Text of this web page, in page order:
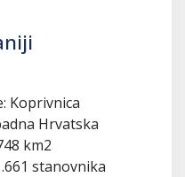
Koprivnica
Hrvatska
km2
stanovnika